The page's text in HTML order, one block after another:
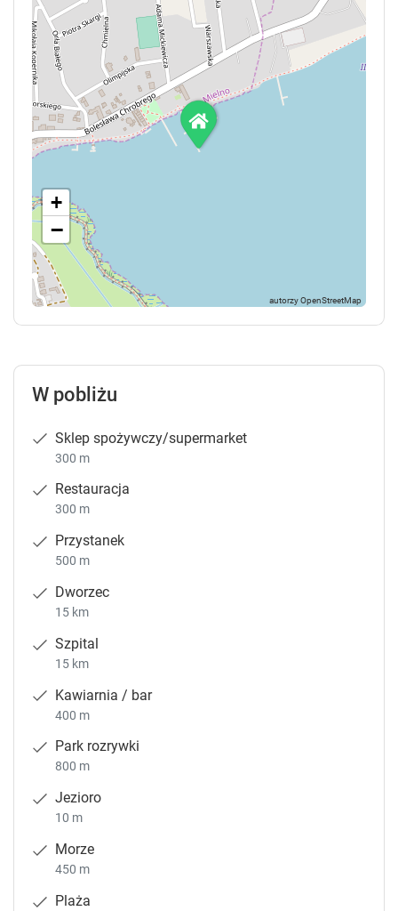
+
−
W pobliżu
Sklep spożywczy/supermarket
300 m
Restauracja
300 m
Przystanek
500 m
Dworzec
15 km
Szpital
15 km
Kawiarnia / bar
400 m
Park rozrywki
800 m
Jezioro
10 m
Morze
450 m
Plaża